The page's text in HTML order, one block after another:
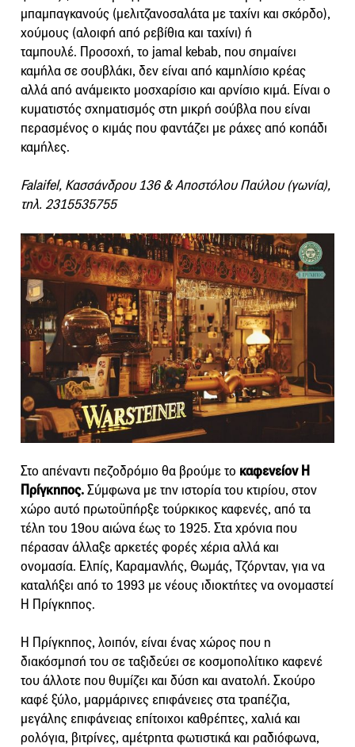
μπαμπαγκανούς (μελιτζανοσαλάτα με ταχίνι και σκόρδο),
χούμους (αλοιφή από ρεβίθια και ταχίνι) ή
ταμπουλέ. Προσοχή, το jamal kebab, που σημαίνει
καμήλα σε σουβλάκι, δεν είναι από καμηλίσιο κρέας
αλλά από ανάμεικτο μοσχαρίσιο και αρνίσιο κιμά. Είναι ο
κυματιστός σχηματισμός στη μικρή σούβλα που είναι
περασμένος ο κιμάς που φαντάζει με ράχες από κοπάδι
καμήλες.
Falaifel, Κασσάνδρου 136 & Αποστόλου Παύλου (γωνία),
τηλ. 2315535755
Στο απέναντι πεζοδρόμιο θα βρούμε το καφενείον Η
Πρίγκηπος.Σύμφωνα με την ιστορία του κτιρίου, στον
χώρο αυτό πρωτοϋπήρξε τούρκικος καφενές, από τα
τέλη του 19ου αιώνα έως το 1925. Στα χρόνια που
πέρασαν άλλαξε αρκετές φορές χέρια αλλά και
ονομασία. Ελπίς, Καραμανλής, Θωμάς, Τζόρνταν, για να
καταλήξει από το 1993 με νέους ιδιοκτήτες να ονομαστεί
Η Πρίγκηπος.
Η Πρίγκηπος, λοιπόν, είναι ένας χώρος που η
διακόσμησή του σε ταξιδεύει σε κοσμοπολίτικο καφενέ
του άλλοτε που θυμίζει και δύση και ανατολή. Σκούρο
καφέ ξύλο, μαρμάρινες επιφάνειες στα τραπέζια,
μεγάλης επιφάνειας επίτοιχοι καθρέπτες, χαλιά και
ρολόγια, βιτρίνες, αμέτρητα φωτιστικά και ραδιόφωνα,